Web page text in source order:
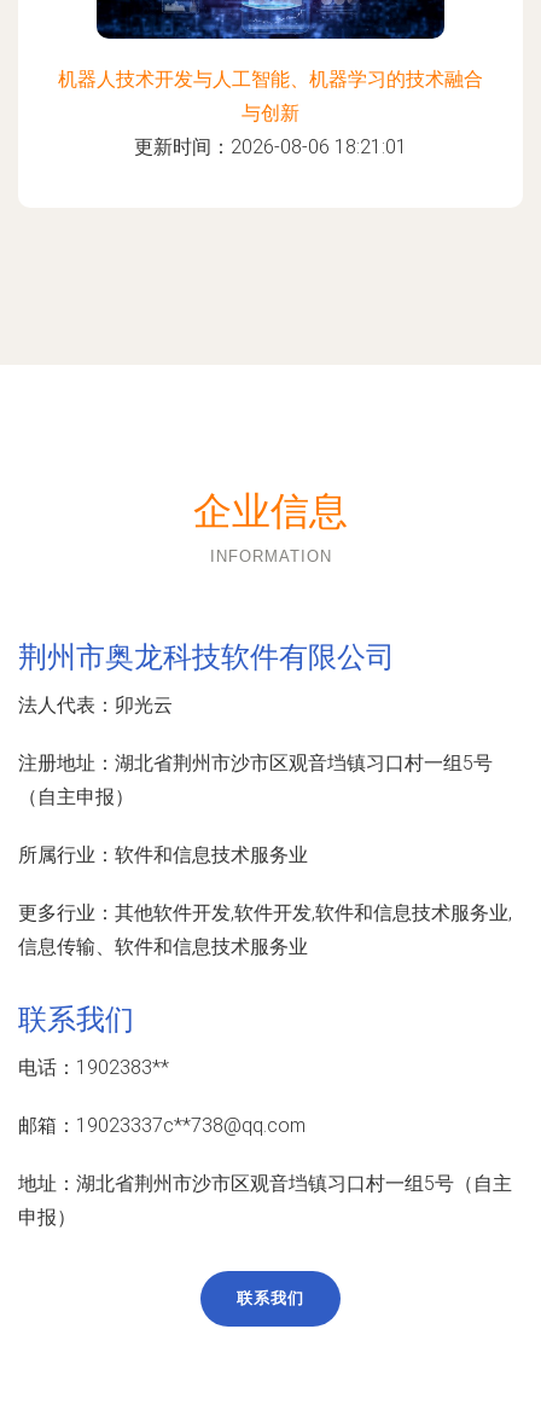
机器人技术开发与人工智能、机器学习的技术融合
与创新
更新时间：2026-08-06 18:21:01
企业信息
INFORMATION
荆州市奥龙科技软件有限公司
法人代表： 卯光云
注册地址： 湖北省荆州市沙市区观音垱镇习口村一组5号
（自主申报）
所属行业： 软件和信息技术服务业
更多行业： 其他软件开发,软件开发,软件和信息技术服务业,
信息传输、软件和信息技术服务业
联系我们
电话：1902383**
邮箱：19023337c**738@qq.com
地址：湖北省荆州市沙市区观音垱镇习口村一组5号（自主
申报）
联系我们